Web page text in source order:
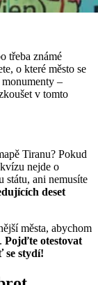
třeba známé
o které město se
–
v tomto
Tiranu? Pokud
nejde o
státu, ani nemusíte
deset
města, abychom
Pojďte otestovat
se stydí!